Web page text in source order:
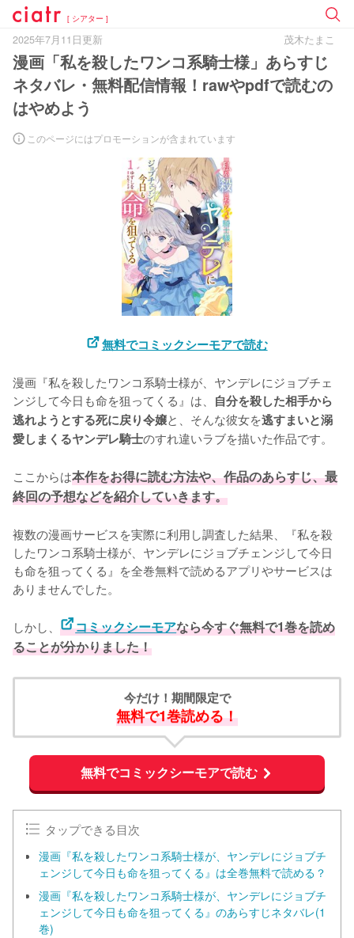
[ シアター ]
2025年7月11日更新 茂木たまこ
漫画「私を殺したワンコ系騎士様」あらすじ
ネタバレ・無料配信情報！rawやpdfで読むの
はやめよう
このページにはプロモーションが含まれています
無料でコミックシーモアで読む
漫画『私を殺したワンコ系騎士様が、ヤンデレにジョブチェ
ンジして今日も命を狙ってくる』は、 自分を殺した相手から
逃れようとする死に戻り令嬢と、そんな彼女を逃すまいと溺
愛しまくるヤンデレ騎士のすれ違いラブを描いた作品です。
ここからは本作をお得に読む方法や、作品のあらすじ、最
終回の予想などを紹介していきます。
複数の漫画サービスを実際に利用し調査した結果、『私を殺
したワンコ系騎士様が、ヤンデレにジョブチェンジして今日
も命を狙ってくる』を全巻無料で読めるアプリやサービスは
ありませんでした。
しかし、 コミックシーモアなら今すぐ無料で1巻を読め
ることが分かりました！
今だけ！期間限定で
無料で1巻読める！
無料でコミックシーモアで読む
タップできる目次
漫画『私を殺したワンコ系騎士様が、ヤンデレにジョブチ
ェンジして今日も命を狙ってくる』は全巻無料で読める？
漫画『私を殺したワンコ系騎士様が、ヤンデレにジョブチ
ェンジして今日も命を狙ってくる』のあらすじネタバレ(1
巻)